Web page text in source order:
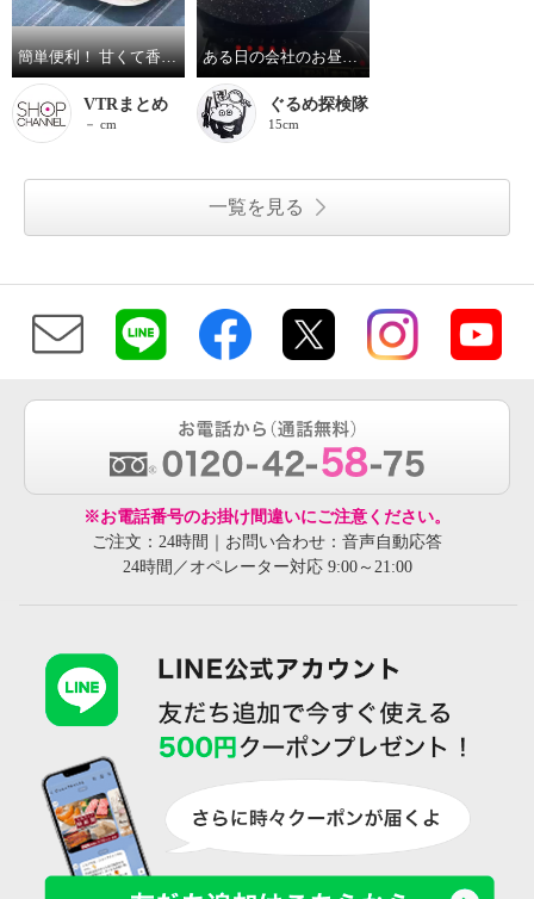
簡単便利！ 甘くて香ばしい 焼きなす２種セット
VTRまとめ
－ cm
ある日の会社のお昼ご飯
ぐるめ探検隊
15cm
一覧を見る
※お電話番号のお掛け間違いにご注意ください。
ご注文：24時間｜お問い合わせ：音声自動応答
24時間／オペレーター対応 9:00～21:00